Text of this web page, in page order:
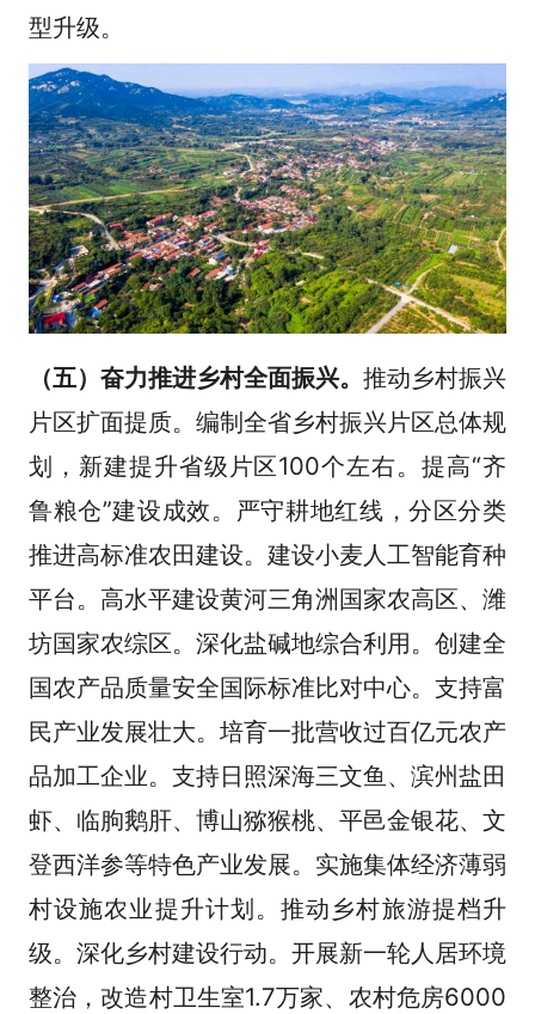
型升级。
（五）奋力推进乡村全面振兴。推动乡村振兴
片区扩面提质。编制全省乡村振兴片区总体规
划，新建提升省级片区100个左右。提高“齐
鲁粮仓”建设成效。严守耕地红线，分区分类
推进高标准农田建设。建设小麦人工智能育种
平台。高水平建设黄河三角洲国家农高区、潍
坊国家农综区。深化盐碱地综合利用。创建全
国农产品质量安全国际标准比对中心。支持富
民产业发展壮大。培育一批营收过百亿元农产
品加工企业。支持日照深海三文鱼、滨州盐田
虾、临朐鹅肝、博山猕猴桃、平邑金银花、文
登西洋参等特色产业发展。实施集体经济薄弱
村设施农业提升计划。推动乡村旅游提档升
级。深化乡村建设行动。开展新一轮人居环境
整治，改造村卫生室1.7万家、农村危房6000